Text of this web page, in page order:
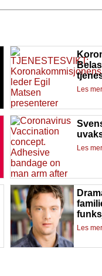
Les mer
Les mer
Les mer